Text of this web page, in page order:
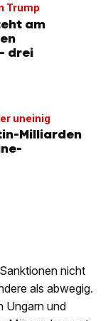
Trump
am
drei
uneinig
Milliarden
nicht
als abwegig.
Ungarn und